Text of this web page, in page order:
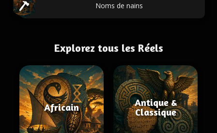
Noms de nains
Explorez tous les Réels
Africain
Antique &
Classique